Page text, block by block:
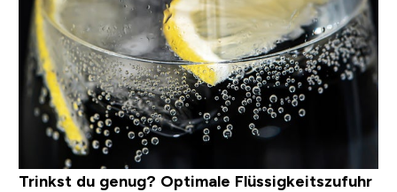
Trinkst du genug? Optimale Flüssigkeitszufuhr